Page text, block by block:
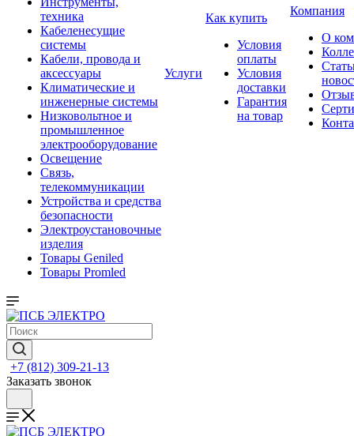
техника
Кабеленесущие
системы
Кабели, провода и
аксессуары
Климатические и
инженерные системы
Низковольтное и
промышленное
электрооборудование
Освещение
Связь,
телекоммуникации
Устройства и средства
безопасности
Электроустановочные
изделия
Товары Geniled
Товары Promled
Услуги
Как купить
Условия
оплаты
Условия
доставки
Гарантия
на товар
Компания
О
+7 (812) 309-21-13
Заказать звонок